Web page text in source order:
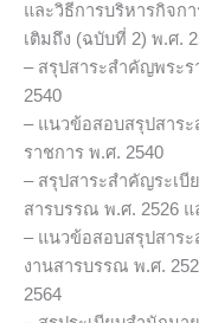
และวิธีการบริหารกิจก
เติมถึง (ฉบับที่ 2) พ.ศ.
– สรุปสาระสำคัญพระ
2540
– แนวข้อสอบสรุปสาร
ราชการ พ.ศ. 2540
– สรุปสาระสำคัญระเ
สารบรรณ พ.ศ. 2526
– แนวข้อสอบสรุปสาร
งานสารบรรณ พ.ศ.
2564